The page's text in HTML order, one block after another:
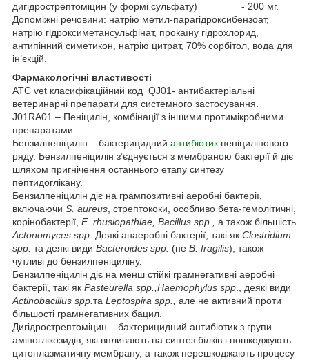
дигідрострептоміцин (у формі сульфату) - 200 мг.
Допоміжні речовини: натрію метил-парагідроксибензоат,
натрію гідроксиметансульфінат, прокаїну гідрохлорид,
антипінний симетикон, натрію цитрат, 70% сорбітол, вода для
ін’єкцій.
Фармакологічні властивості
ATC vet класифікаційний код QJ01- антибактеріальні
ветеринарні препарати для системного застосування.
J01RA01 – Пеніцилін, комбінації з іншими протимікробними
препаратами.
Бензилпеніцилін – бактерицидний антибіотик пеніцилінового
ряду. Бензилпеніцилін з’єднується з мембраною бактерії й діє
шляхом пригнічення останнього етапу синтезу
пептидоглікану.
Бензилпеніцилін діє на грампозитивні аеробні бактерії,
включаючи S. aureus, стрептококи, особливо бета-гемолітичні,
корінобактерії, E. rhusiopathiae, Bacillus spp., а також більшість
Actonomyces spp. Деякі анаеробні бактерії, такі як Clostridium
spp. та деякі види Bacteroides spp. (не B. fragilis), також
чутливі до бензилпеніциліну.
Бензилпеніцилін діє на менш стійкі грамнегативні аеробні
бактерії, такі як Pasteurella spp.,Haemophylus spp., деякі види
Actinobacillus spp.та Leptospira spp., але не активний проти
більшості грамнегативних бацил.
Дигідрострептоміцин – бактерицидний антибіотик з групи
аміноглікозидів, які впливають на синтез білків і пошкоджують
цитоплазматичну мембрану, а також перешкоджають процесу